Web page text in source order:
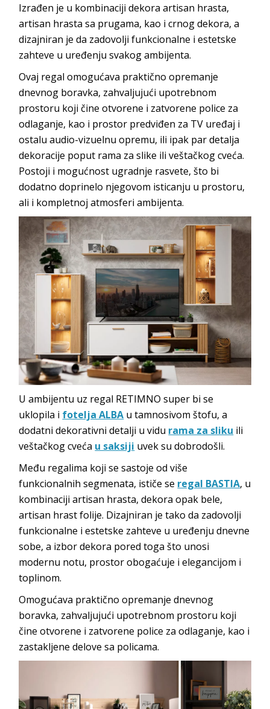
Izrađen je u kombinaciji dekora artisan hrasta,
artisan hrasta sa prugama, kao i crnog dekora, a
dizajniran je da zadovolji funkcionalne i estetske
zahteve u uređenju svakog ambijenta.
Ovaj regal omogućava praktično opremanje
dnevnog boravka, zahvaljujući upotrebnom
prostoru koji čine otvorene i zatvorene police za
odlaganje, kao i prostor predviđen za TV uređaj i
ostalu audio-vizuelnu opremu, ili ipak par detalja
dekoracije poput rama za slike ili veštačkog cveća.
Postoji i mogućnost ugradnje rasvete, što bi
dodatno doprinelo njegovom isticanju u prostoru,
ali i kompletnoj atmosferi ambijenta.
U ambijentu uz regal RETIMNO super bi se
uklopila i fotelja ALBA u tamnosivom štofu, a
dodatni dekorativni detalji u vidu rama za sliku ili
veštačkog cveća u saksiji uvek su dobrodošli.
Među regalima koji se sastoje od više
funkcionalnih segmenata, ističe se regal BASTIA, u
kombinaciji artisan hrasta, dekora opak bele,
artisan hrast folije. Dizajniran je tako da zadovolji
funkcionalne i estetske zahteve u uređenju dnevne
sobe, a izbor dekora pored toga što unosi
modernu notu, prostor obogaćuje i elegancijom i
toplinom.
Omogućava praktično opremanje dnevnog
boravka, zahvaljujući upotrebnom prostoru koji
čine otvorene i zatvorene police za odlaganje, kao i
zastakljene delove sa policama.